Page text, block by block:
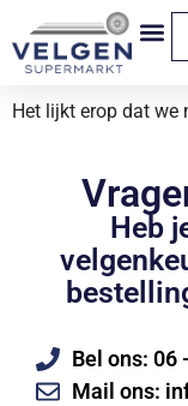
Het lijkt erop dat we
Heb
Bel ons: 06
Mail ons: